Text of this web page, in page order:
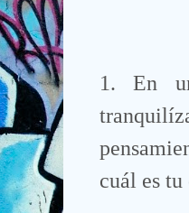
1. En
cuál es